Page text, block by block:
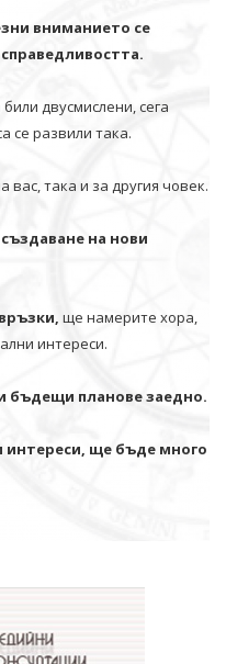
вниманието се
двусмислени, сега
се развили така.
така и за другия човек.
на нови
ще намерите хора,
интереси.
бъдещи планове заедно.
интереси, ще бъде много